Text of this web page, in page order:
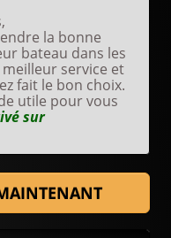
la bonne
bateau dans les
service et
fait le bon choix.
utile pour vous
sur